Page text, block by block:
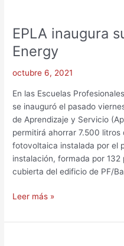
EPLA inaugura
Energy
octubre 6, 2021
En las Escuelas
se inauguró el pasado
de Aprendizaje y Servicio
permitirá ahorrar 7.500 litros
fotovoltaica instalada por el
instalación, formada por
cubierta del edificio de PF/
su
proyecto
Solar
Energy
Leer más »